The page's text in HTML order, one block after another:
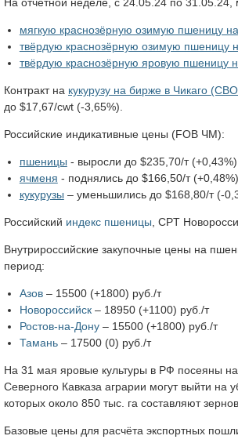
мягкую краснозёрную озимую пшеницу
твёрдую краснозёрную озимую пшеницу
твёрдую краснозёрную яровую пшеницу
Контракт на кукурузу на бирже в Чикаго
до $17,67/cwt (-3,65%).
Российские индикативные цены (FOB ЧМ):
пшеницы - выросли до $235,70/т
ячменя - поднялись до $166,50/т
кукурузы – уменьшились до $168,80/т (-
Российский индекс пшеницы , CPT
Внутрироссийские закупочные цены на
период:
Азов– 15500 (+1800) руб./т
Новороссийск– 18950 (+1100) руб./т
Ростов-на-Дону– 15500 (+1800) руб./т
Тамань– 17500 (0) руб./т
На 31 мая яровые культуры в РФ посеяны
Северного Кавказа аграрии могут выйти на
которых около 850 тыс. га составляют
Базовые цены для расчёта экспортных